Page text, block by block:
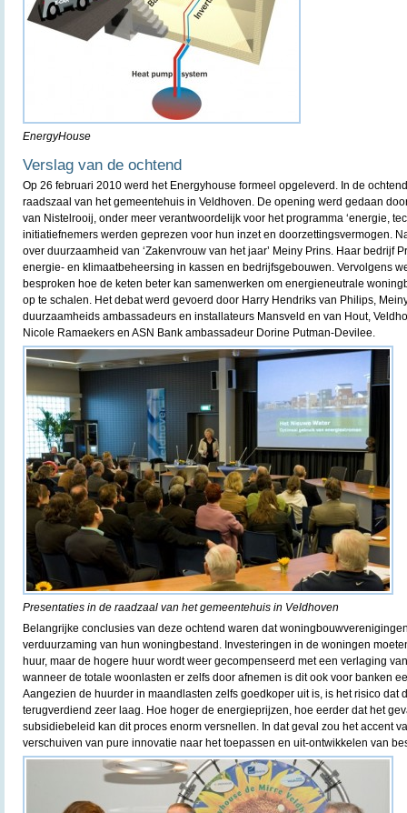
EnergyHouse
Verslag van de ochtend
Op 26 februari 2010 werd het Energyhouse formeel opgeleverd. In de
raadszaal van het gemeentehuis in Veldhoven. De opening werd gedaan
van Nistelrooij, onder meer verantwoordelijk voor het programma ‘energie,
initiatiefnemers werden geprezen voor hun inzet en doorzettingsvermogen.
over duurzaamheid van ‘Zakenvrouw van het jaar’ Meiny Prins. Haar bedrijf
energie- en klimaatbeheersing in kassen en bedrijfsgebouwen. Vervolgens
besproken hoe de keten beter kan samenwerken om energieneutrale
op te schalen. Het debat werd gevoerd door Harry Hendriks van Philips,
duurzaamheids ambassadeurs en installateurs Mansveld en van Hout,
Nicole Ramaekers en ASN Bank ambassadeur Dorine Putman-Devilee.
Presentaties in de raadzaal van het gemeentehuis in Veldhoven
Belangrijke conclusies van deze ochtend waren dat
verduurzaming van hun woningbestand. Investeringen in de woningen
huur, maar de hogere huur wordt weer gecompenseerd met een verlaging
wanneer de totale woonlasten er zelfs door afnemen is dit ook voor banken
Aangezien de huurder in maandlasten zelfs goedkoper uit is, is het risico dat
terugverdiend zeer laag. Hoe hoger de energieprijzen, hoe eerder dat het
subsidiebeleid kan dit proces enorm versnellen. In dat geval zou het accent
verschuiven van pure innovatie naar het toepassen en uit-ontwikkelen van